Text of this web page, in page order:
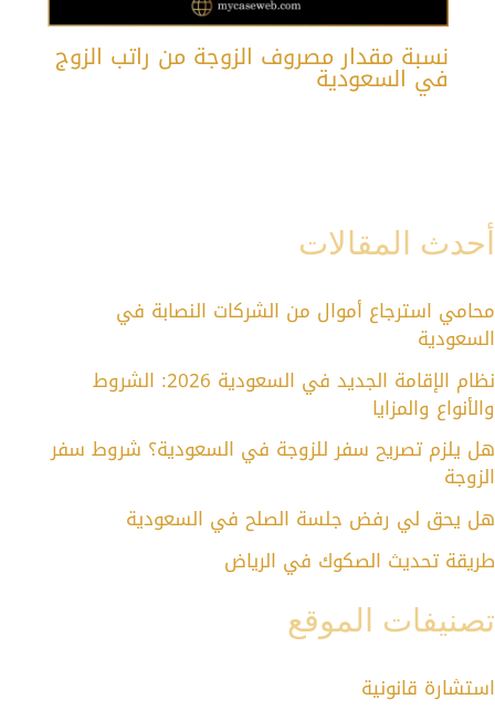
نسبة مقدار مصروف الزوجة من راتب الزوج
في السعودية
أحدث المقالات
محامي استرجاع أموال من الشركات النصابة في
السعودية
نظام الإقامة الجديد في السعودية 2026: الشروط
والأنواع والمزايا
هل يلزم تصريح سفر للزوجة في السعودية؟ شروط سفر
الزوجة
هل يحق لي رفض جلسة الصلح في السعودية
طريقة تحديث الصكوك في الرياض
تصنيفات الموقع
استشارة قانونية